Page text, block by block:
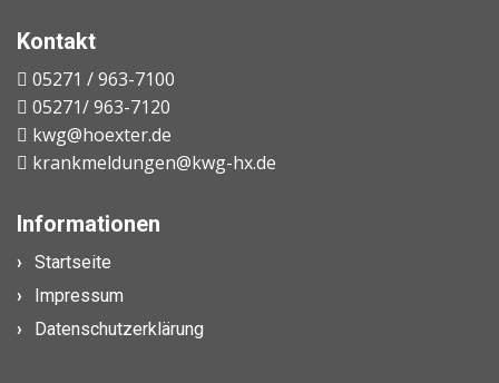
Kontakt
05271 / 963-7100
05271/ 963-7120
kwg@hoexter.de
krankmeldungen@kwg-hx.de
Informationen
Startseite
Impressum
Datenschutzerklärung